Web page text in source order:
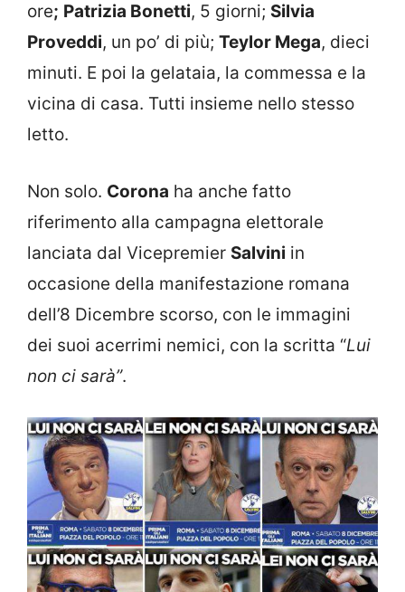
ore; Patrizia Bonetti, 5 giorni; Silvia
Proveddi, un po’ di più; Teylor Mega, dieci
minuti. E poi la gelataia, la commessa e la
vicina di casa. Tutti insieme nello stesso
letto.
Non solo. Corona ha anche fatto
riferimento alla campagna elettorale
lanciata dal Vicepremier Salvini in
occasione della manifestazione romana
dell’8 Dicembre scorso, con le immagini
dei suoi acerrimi nemici, con la scritta “Lui
non ci sarà”.